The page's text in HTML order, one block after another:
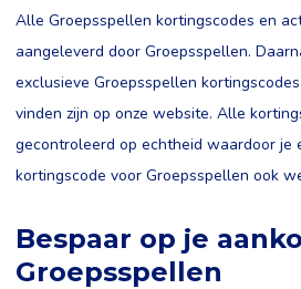
Alle Groepsspellen kortingscodes en
aangeleverd door Groepsspellen.
exclusieve Groepsspellen
vinden zijn op onze website. Alle
gecontroleerd op echtheid waardoor je
kortingscode voor Groepsspellen ook
Bespaar op je
Groepsspellen